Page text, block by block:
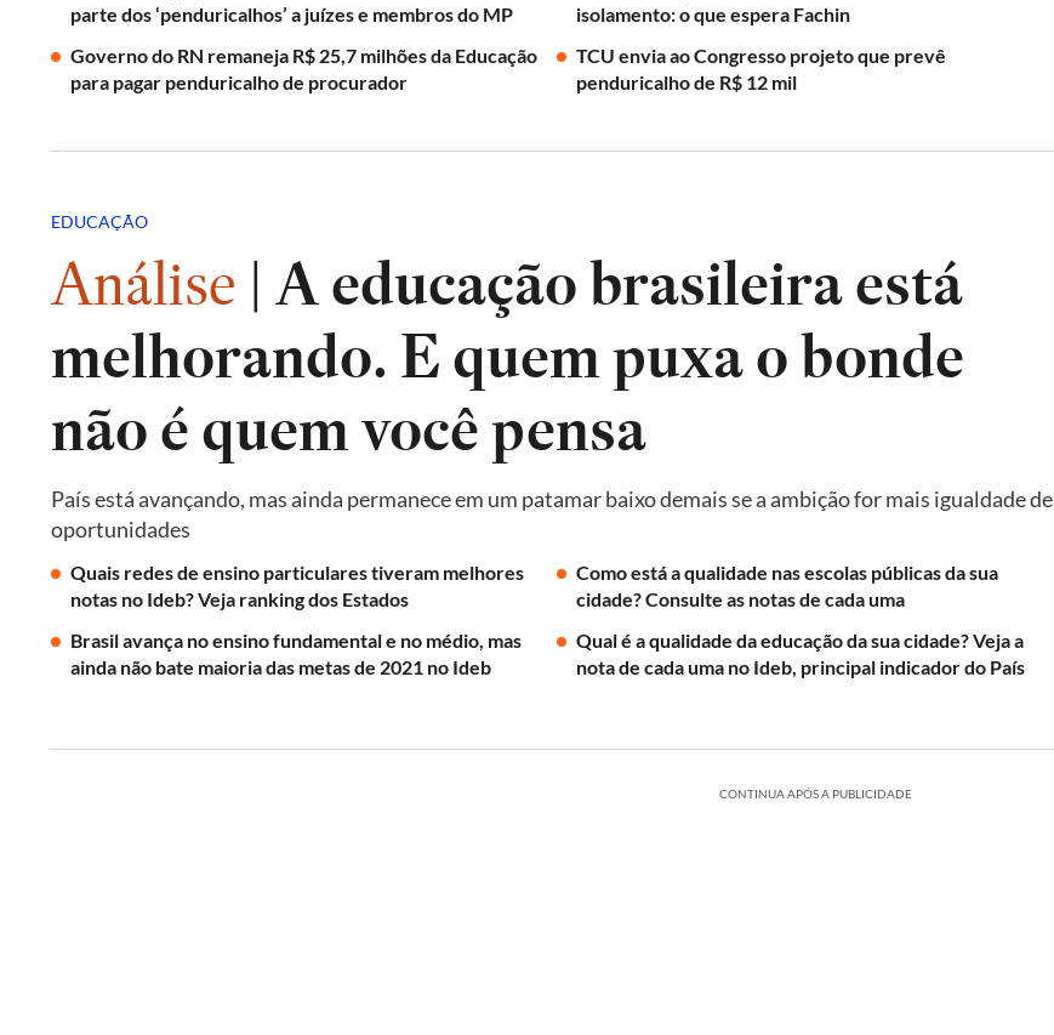
parte dos ‘penduricalhos’ a juízes e membros do MP
isolamento: o que espera Fachin
Governo do RN remaneja R$ 25,7 milhões da Educação
para pagar penduricalho de procurador
TCU envia ao Congresso projeto que prevê
penduricalho de R$ 12 mil
EDUCAÇÃO
Análise | A educação brasileira está
melhorando. E quem puxa o bonde
não é quem você pensa
País está avançando, mas ainda permanece em um patamar baixo demais se a ambição for mais igualdade de
oportunidades
Quais redes de ensino particulares tiveram melhores
notas no Ideb? Veja ranking dos Estados
Como está a qualidade nas escolas públicas da sua
cidade? Consulte as notas de cada uma
Brasil avança no ensino fundamental e no médio, mas
ainda não bate maioria das metas de 2021 no Ideb
Qual é a qualidade da educação da sua cidade? Veja a
nota de cada uma no Ideb, principal indicador do País
CONTINUA APÓS A PUBLICIDADE